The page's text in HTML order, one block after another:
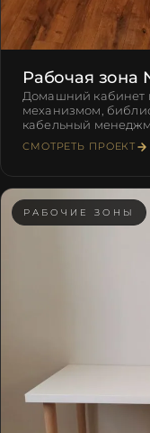
Рабочая зона
Домашний кабинет
механизмом,
кабельный
СМОТРЕТЬ ПРОЕКТ
РАБОЧИЕ ЗОНЫ